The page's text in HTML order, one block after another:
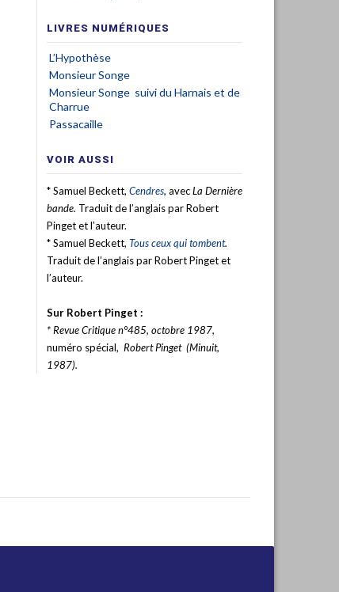
LIVRES NUMÉRIQUES
L’Hypothèse
Monsieur Songe
Monsieur Songe suivi du Harnais et de
Charrue
Passacaille
VOIR AUSSI
* Samuel Beckett, Cendres, avecLa Dernière
bande. Traduit de l’anglais par Robert
Pinget et l’auteur.
* Samuel Beckett, Tous ceux qui tombent.
Traduit de l’anglais par Robert Pinget et
l’auteur.
Sur Robert Pinget :
* RevueCritiquen°485, octobre 1987,
numéro spécial, Robert Pinget (Minuit,
1987).